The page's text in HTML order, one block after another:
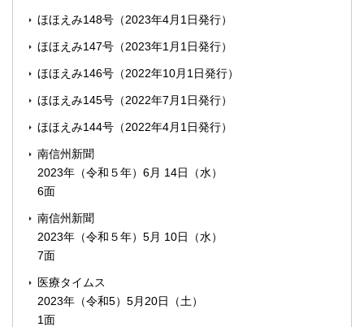
ほほえみ148号（2023年4月1日発行）
ほほえみ147号（2023年1月1日発行）
ほほえみ146号（2022年10月1日発行）
ほほえみ145号（2022年7月1日発行）
ほほえみ144号（2022年4月1日発行）
南信州新聞
2023年（令和５年）6月 14日（水）
6面
南信州新聞
2023年（令和５年）5月 10日（水）
7面
医療タイムス
2023年（令和5）5月20日（土）
1面